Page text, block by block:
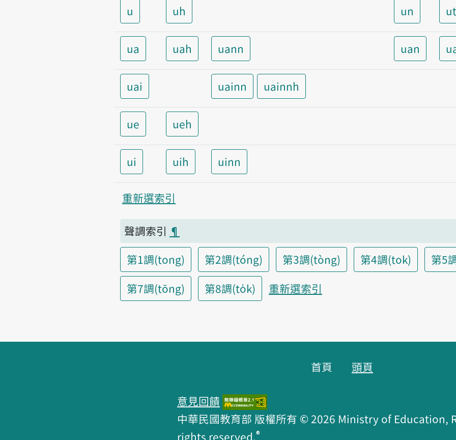
u uh un ut
ua uah uann uan
uai uainn uainnh
ue ueh
ui uih uinn
重新選索引
聲調索引 ¶
第1調(tong)
第2調(tóng) 第3調(tòng) 第4調(tok)
第5
第7調(tōng)
第8調(to̍k) 重新選索引
首頁 頭頁
意見回饋
中華民國教育部 版權所有 © 2026 Ministry of Education,
rights reserved.®